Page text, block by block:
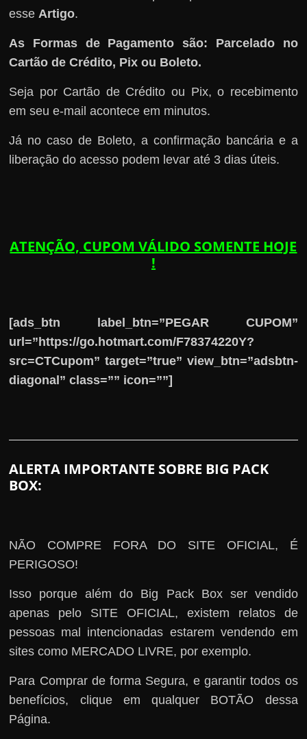
esse Artigo.
As Formas de Pagamento são: Parcelado no
Cartão de Crédito, Pix ou Boleto.
Seja por Cartão de Crédito ou Pix, o recebimento
em seu e-mail acontece em minutos.
Já no caso de Boleto, a confirmação bancária e a
liberação do acesso podem levar até 3 dias úteis.
ATENÇÃO, CUPOM VÁLIDO SOMENTE HOJE
!
[ads_btn label_btn=”PEGAR CUPOM”
url=”https://go.hotmart.com/F78374220Y?
src=CTCupom” target=”true” view_btn=”adsbtn-
diagonal” class=”” icon=””]
ALERTA IMPORTANTE SOBRE BIG PACK
BOX:
NÃO COMPRE FORA DO SITE OFICIAL, É
PERIGOSO!
Isso porque além do Big Pack Box ser vendido
apenas pelo SITE OFICIAL, existem relatos de
pessoas mal intencionadas estarem vendendo em
sites como MERCADO LIVRE, por exemplo.
Para Comprar de forma Segura, e garantir todos os
benefícios, clique em qualquer BOTÃO dessa
Página.